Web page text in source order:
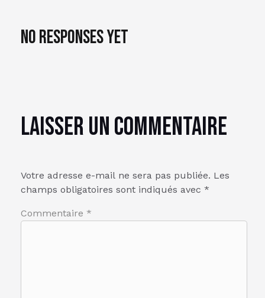
No responses yet
Laisser un commentaire
Votre adresse e-mail ne sera pas publiée. Les
champs obligatoires sont indiqués avec *
Commentaire *